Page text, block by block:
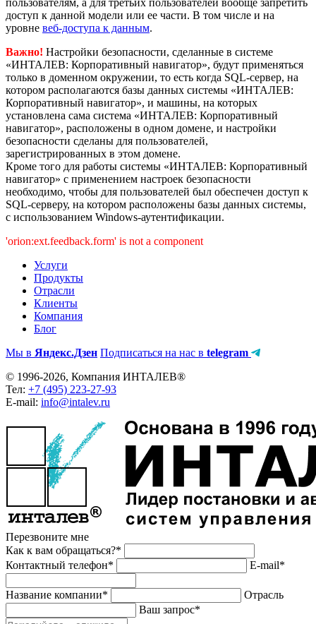
доступ к данной модели или ее части. В том числе и на
уровне веб-доступа к данным.
Важно! Настройки безопасности, сделанные в системе
«ИНТАЛЕВ: Корпоративный навигатор», будут применяться
только в доменном окружении, то есть когда SQL-сервер, на
котором располагаются базы данных системы «ИНТАЛЕВ:
Корпоративный навигатор», и машины, на которых
установлена сама система «ИНТАЛЕВ: Корпоративный
навигатор», расположены в одном домене, и настройки
безопасности сделаны для пользователей,
зарегистрированных в этом домене.
Кроме того для работы системы «ИНТАЛЕВ: Корпоративный
навигатор» с применением настроек безопасности
необходимо, чтобы для пользователей был обеспечен доступ к
SQL-серверу, на котором расположены базы данных системы,
с использованием Windows-аутентификации.
'orion:ext.feedback.form' is not a component
Услуги
Продукты
Отрасли
Клиенты
Компания
Блог
Мы в Яндекс.Дзен Подписаться на нас в telegram
© 1996-2026, Компания ИНТАЛЕВ®
Тел: +7 (495) 223-27-93
E-mail: info@intalev.ru
Перезвоните мне
Как к вам обращаться?*
Контактный телефон*
E-mail*
Название компании*
Отрасль
Ваш запрос*